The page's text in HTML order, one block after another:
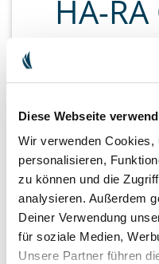
Diese Webseite
Wir verwenden Cookies,
personalisieren,
zu können und die
analysieren. Außerdem
Deiner Verwendung
für soziale Medien,
Unsere Partner führen
HA-
DE BELANGRIJKSTE